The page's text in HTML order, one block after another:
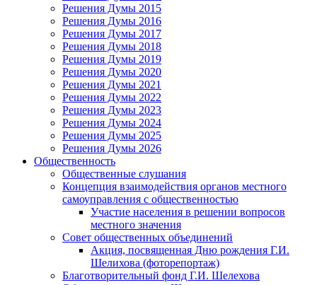
Решения Думы 2015
Решения Думы 2016
Решения Думы 2017
Решения Думы 2018
Решения Думы 2019
Решения Думы 2020
Решения Думы 2021
Решения Думы 2022
Решения Думы 2023
Решения Думы 2024
Решения Думы 2025
Решения Думы 2026
Общественность
Общественные слушания
Концепция взаимодействия органов местного
самоуправления с общественностью
Участие населения в решении вопросов
местного значения
Совет общественных объединений
Акция, посвященная Дню рождения Г.И.
Шелихова (фоторепортаж)
Благотворительный фонд Г.И. Шелехова